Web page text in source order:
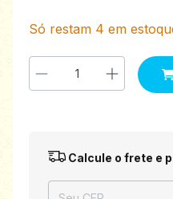
Só restam 4 em
Entregas para o CEP:
Calcule o frete e